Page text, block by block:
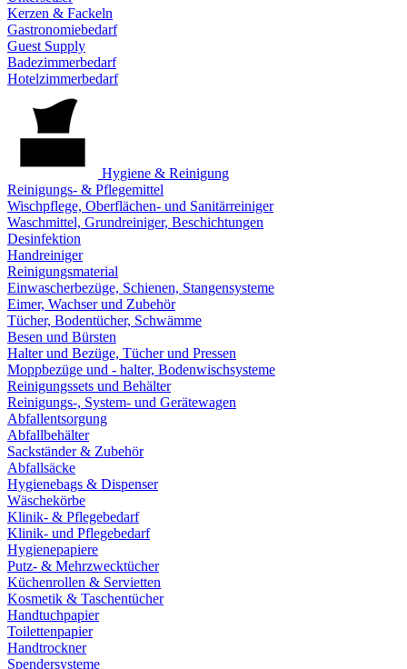
Kerzen & Fackeln
Gastronomiebedarf
Guest Supply
Badezimmerbedarf
Hotelzimmerbedarf
Hygiene & Reinigung
Reinigungs- & Pflegemittel
Wischpflege, Oberflächen- und Sanitärreiniger
Waschmittel, Grundreiniger, Beschichtungen
Desinfektion
Handreiniger
Reinigungsmaterial
Einwascherbezüge, Schienen, Stangensysteme
Eimer, Wachser und Zubehör
Tücher, Bodentücher, Schwämme
Besen und Bürsten
Halter und Bezüge, Tücher und Pressen
Moppbezüge und - halter, Bodenwischsysteme
Reinigungssets und Behälter
Reinigungs-, System- und Gerätewagen
Abfallentsorgung
Abfallbehälter
Sackständer & Zubehör
Abfallsäcke
Hygienebags & Dispenser
Wäschekörbe
Klinik- & Pflegebedarf
Klinik- und Pflegebedarf
Hygienepapiere
Putz- & Mehrzwecktücher
Küchenrollen & Servietten
Kosmetik & Taschentücher
Handtuchpapier
Toilettenpapier
Handtrockner
Spendersysteme